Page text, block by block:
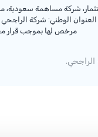
شركة مساهمة سعودية، مساهمة برأس
مرخص لها بموجب قرار معالي وزير المالية رقم 3/1698 وتاريخ 06/